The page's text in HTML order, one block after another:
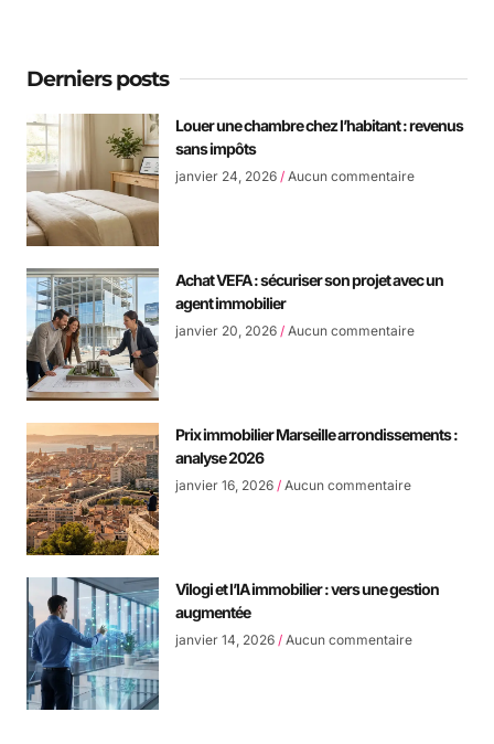
Derniers posts
Louer une chambre chez l’habitant : revenus
sans impôts
janvier 24, 2026 Aucun commentaire
Achat VEFA : sécuriser son projet avec un
agent immobilier
janvier 20, 2026 Aucun commentaire
Prix immobilier Marseille arrondissements :
analyse 2026
janvier 16, 2026 Aucun commentaire
Vilogi et l’IA immobilier : vers une gestion
augmentée
janvier 14, 2026 Aucun commentaire